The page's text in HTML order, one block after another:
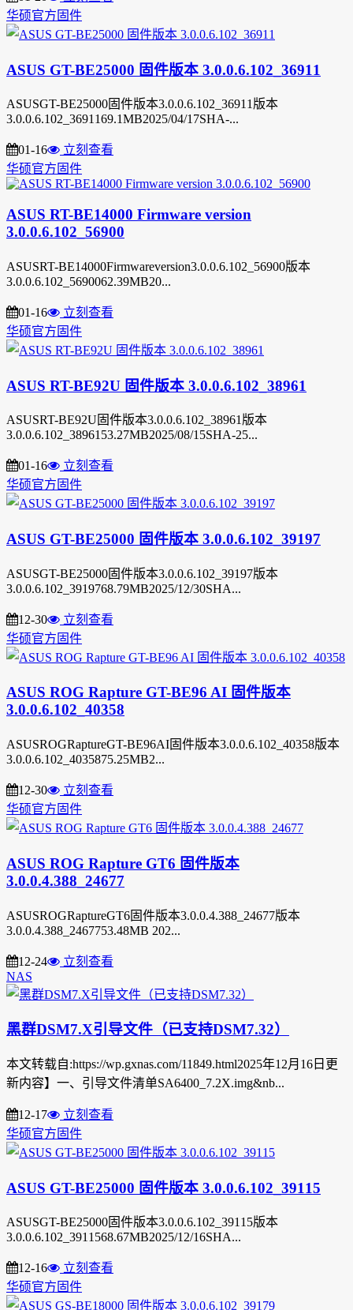
华硕官方固件
ASUS GT-BE25000 固件版本 3.0.0.6.102_36911
ASUSGT-BE25000固件版本3.0.0.6.102_36911版本
3.0.0.6.102_3691169.1MB2025/04/17SHA-...
01-16
立刻查看
华硕官方固件
ASUS RT-BE14000 Firmware version
3.0.0.6.102_56900
ASUSRT-BE14000Firmwareversion3.0.0.6.102_56900版本
3.0.0.6.102_5690062.39MB20...
01-16
立刻查看
华硕官方固件
ASUS RT-BE92U 固件版本 3.0.0.6.102_38961
ASUSRT-BE92U固件版本3.0.0.6.102_38961版本
3.0.0.6.102_3896153.27MB2025/08/15SHA-25...
01-16
立刻查看
华硕官方固件
ASUS GT-BE25000 固件版本 3.0.0.6.102_39197
ASUSGT-BE25000固件版本3.0.0.6.102_39197版本
3.0.0.6.102_3919768.79MB2025/12/30SHA...
12-30
立刻查看
华硕官方固件
ASUS ROG Rapture GT-BE96 AI 固件版本
3.0.0.6.102_40358
ASUSROGRaptureGT-BE96AI固件版本3.0.0.6.102_40358版本
3.0.0.6.102_4035875.25MB2...
12-30
立刻查看
华硕官方固件
ASUS ROG Rapture GT6 固件版本
3.0.0.4.388_24677
ASUSROGRaptureGT6固件版本3.0.0.4.388_24677版本
3.0.0.4.388_2467753.48MB 202...
12-24
立刻查看
NAS
黑群DSM7.X引导文件（已支持DSM7.32）
本文转载自:https://wp.gxnas.com/11849.html2025年12月16日更
新内容】一、引导文件清单SA6400_7.2X.img&nb...
12-17
立刻查看
华硕官方固件
ASUS GT-BE25000 固件版本 3.0.0.6.102_39115
ASUSGT-BE25000固件版本3.0.0.6.102_39115版本
3.0.0.6.102_3911568.67MB2025/12/16SHA...
12-16
立刻查看
华硕官方固件